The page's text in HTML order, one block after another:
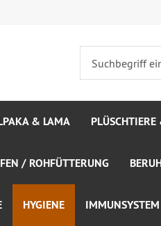
& LAMA PLÜSCHTIERE
/ ROHFÜTTERUNG
HYGIENE IMMUNSYSTEM